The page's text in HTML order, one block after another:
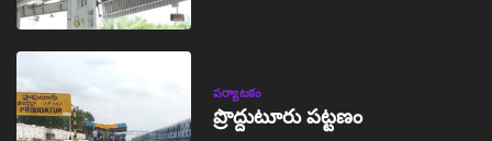
పర్యాటకం
ప్రొద్దుటూరు పట్టణం